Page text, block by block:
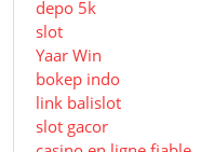
depo 5k
slot
Yaar Win
bokep indo
link balislot
slot gacor